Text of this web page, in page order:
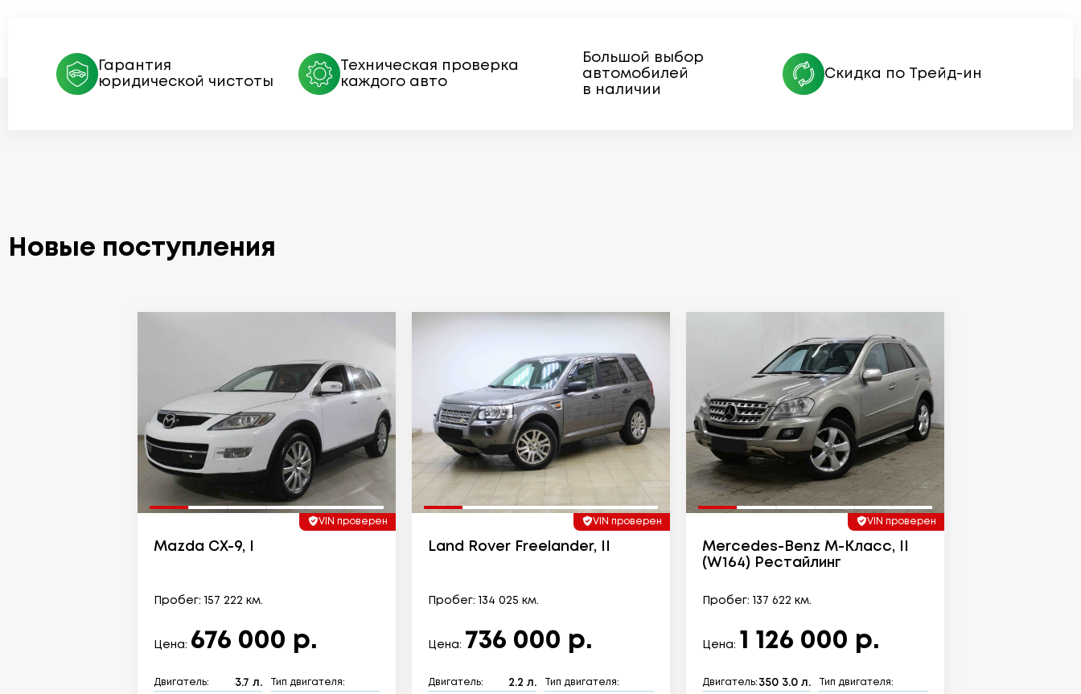
Гарантия
юридической чистоты
Техническая проверка
каждого авто
Большой выбор
автомобилей
в наличии
Скидка по Трейд-ин
Новые поступления
VIN проверен
Mazda CX-9, I
Пробег: 157 222 км.
Цена: 676 000 р.
Двигатель: 3.7 л. Тип двигателя:
VIN проверен
Land Rover Freelander, II
Пробег: 134 025 км.
Цена: 736 000 р.
Двигатель: 2.2 л. Тип двигателя:
VIN проверен
Mercedes-Benz M-Класс, II
(W164) Рестайлинг
Пробег: 137 622 км.
Цена: 1 126 000 р.
Двигатель: 350 3.0 л. Тип двигателя: